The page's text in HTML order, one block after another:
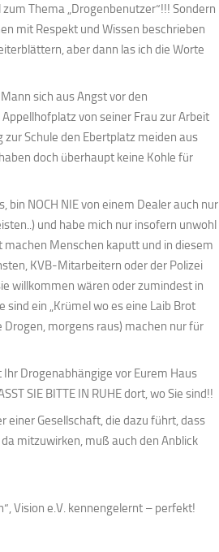
Thema „Drogenbenutzer“!!! Sondern
mit Respekt und Wissen beschrieben
aber dann las ich die Worte
sich aus Angst vor den
von seiner Frau zur Arbeit
Schule den Ebertplatz meiden aus
doch überhaupt keine Kohle für
NOCH NIE von einem Dealer auch nur
und habe mich nur insofern unwohl
Menschen kaputt und in diesem
KVB-Mitarbeitern oder der Polizei
willkommen wären oder zumindest in
ein „Krümel wo es eine Laib Brot
morgens raus) machen nur für
Drogenabhängige vor Eurem Haus
SIE BITTE IN RUHE dort, wo Sie sind!!
einer Gesellschaft, die dazu führt, dass
mitzuwirken, muß auch den Anblick
Vision e.V. kennengelernt – perfekt!